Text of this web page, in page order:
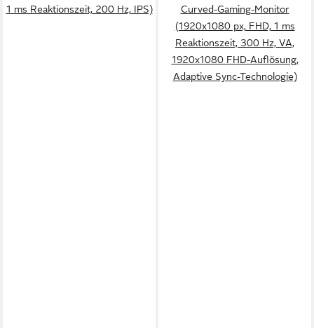
1 ms Reaktionszeit, 200 Hz, IPS)
Curved-Gaming-Monitor
(1920x1080 px, FHD, 1 ms
Reaktionszeit, 300 Hz, VA,
1920x1080 FHD-Auflösung,
Adaptive Sync-Technologie)